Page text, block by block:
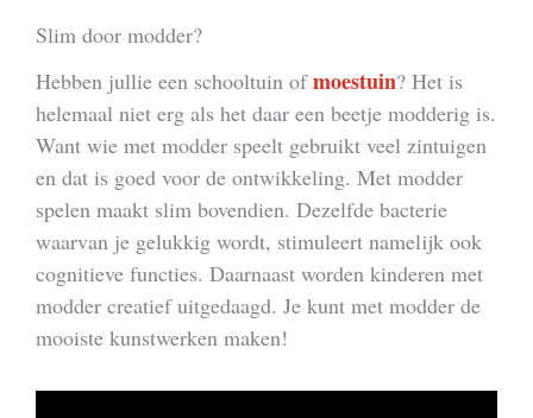
Slim door modder?
Hebben jullie een schooltuin ofmoestuin? Het is
helemaal niet erg als het daar een beetje modderig is.
Want wie met modder speelt gebruikt veel zintuigen
en dat is goed voor de ontwikkeling. Met modder
spelen maakt slim bovendien. Dezelfde bacterie
waarvan je gelukkig wordt, stimuleert namelijk ook
cognitieve functies. Daarnaast worden kinderen met
modder creatief uitgedaagd. Je kunt met modder de
mooiste kunstwerken maken!